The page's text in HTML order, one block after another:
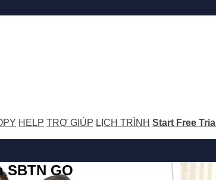
HELP TRỢ GIÚP LỊCH TRÌNH Start Free Trial
SBTN GO